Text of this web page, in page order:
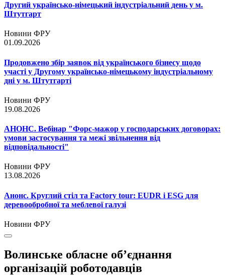
Другий українсько-німецький індустріальний день у м.
Штутгарт
Новини ФРУ
01.09.2026
Продовжено збір заявок від українського бізнесу щодо
участі у Другому українсько-німецькому індустріальному
дні у м. Штутгарті
Новини ФРУ
19.08.2026
АНОНС. Вебінар "Форс-мажор у господарських договорах:
умови застосування та межі звільнення від
відповідальності"
Новини ФРУ
13.08.2026
Анонс. Круглий стіл та Factory tour: EUDR і ESG для
деревообробної та меблевої галузі
Новини ФРУ
Волинське обласне об’єднання
організацій роботодавців